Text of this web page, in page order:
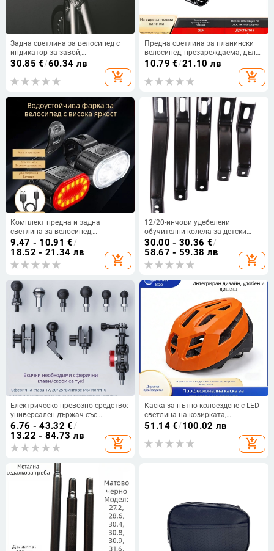
Задна светлина за велосипед с
индикатор за завой,
презареждаема и дълъг живот на
30.85 €/60.34 лв
add_shopping_cart
Предна светлина за планински
велосипед, презареждаема, дълъг
обхват, многофункционално
10.79 €/21.10 лв
add_shopping_cart
Комплект предна и задна
светлина за велосипед,
презареждаем, висока яркост, за
планински велосипед, нощно
каране, модел Z061-a
9.47 - 10.91 €/
18.52 - 21.34 лв
add_shopping_cart
12/20-инчови удебелени
обучителни колела за детски
велосипед с предпазител и
светлинни аксесоари
30.00 - 30.36 €/
58.67 - 59.38 лв
add_shopping_cart
Електрическо превозно средство:
универсален държач със
сферична глава за M6/M8/M10,
свързващ прът, Ø17 мм,
адаптерна сферична глава Ø20
мм, Ø25 мм
6.76 - 43.32 €/
13.22 - 84.73 лв
add_shopping_cart
Каска за пътно колоездене с LED
светлина на козирката,
интегриран дизайн
51.14€/100.02 лв
add_shopping_cart